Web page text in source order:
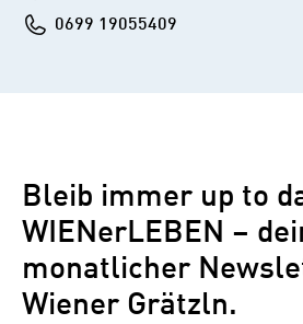
Telefon0699 19055409
Bleib immer up to
WIENerLEBEN –
monatlicher
Wiener Grätzln.